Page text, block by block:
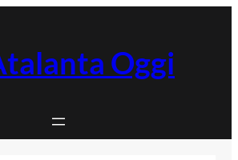
Oggi